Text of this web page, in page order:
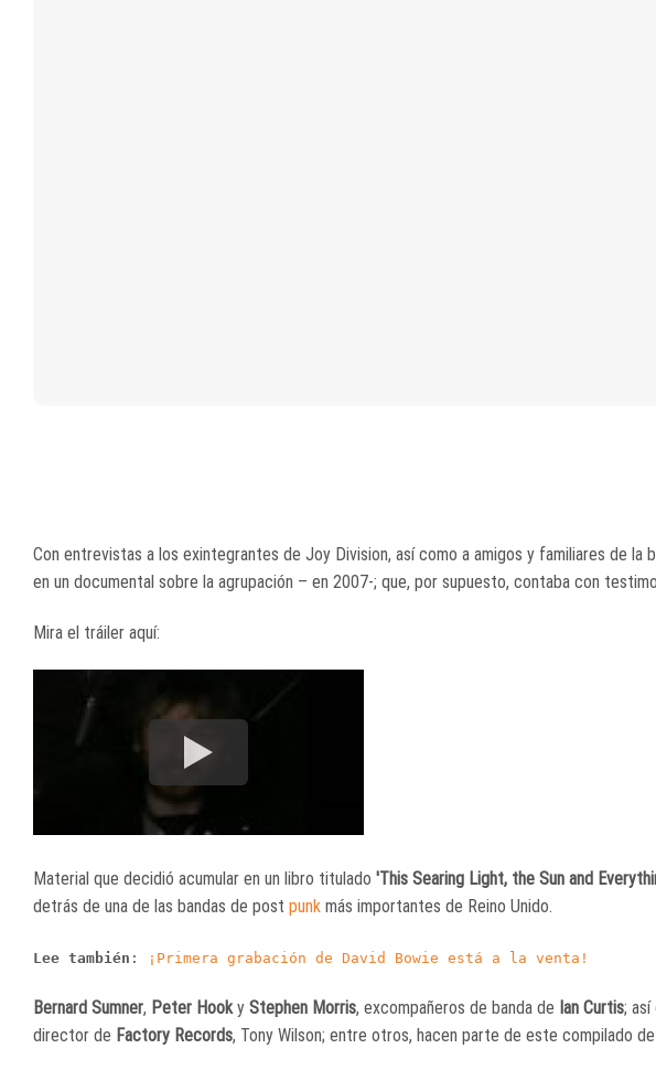
Con entrevistas a los exintegrantes de Joy Division, así como a amigos y familiares de la
en un documental sobre la agrupación – en 2007-; que, por supuesto, contaba con
Mira el tráiler aquí:
Material que decidió acumular en un libro titulado 'This Searing Light, the Sun and
detrás de una de las bandas de post punk más importantes de Reino Unido.
Lee también : ¡Primera grabación de David Bowie está a la venta!
Bernard Sumner, Peter Hooky Stephen Morris, excompañeros de banda de Ian Curtis; así
director de Factory Records, Tony Wilson; entre otros, hacen parte de este compilado